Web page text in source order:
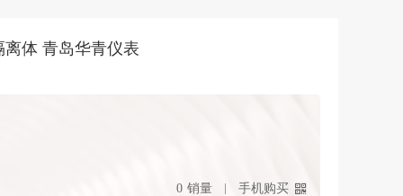
体 青岛华青仪表
0 销量 手机购买